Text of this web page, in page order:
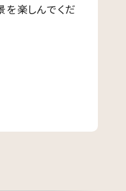
楽しんでくだ